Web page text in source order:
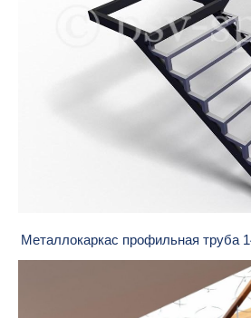
Металлокаркас профильная труба